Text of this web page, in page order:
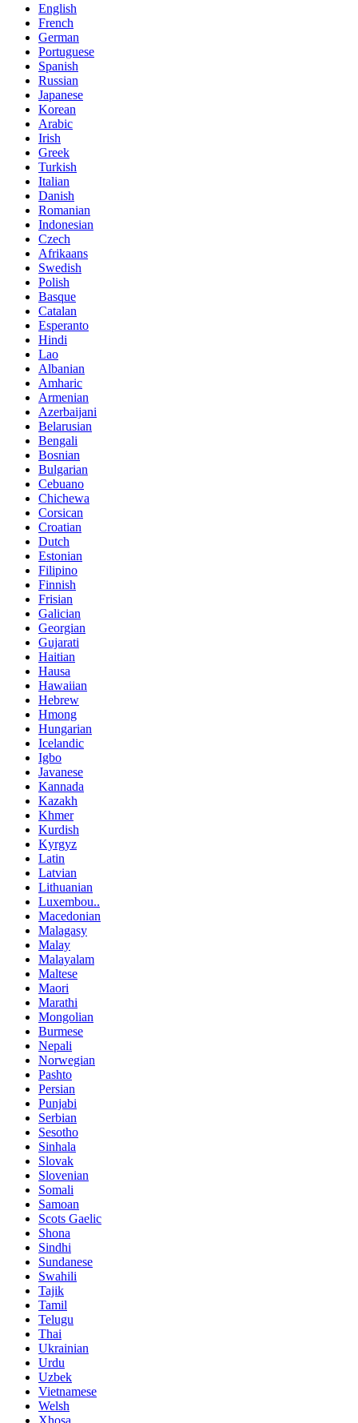
English
French
German
Portuguese
Spanish
Russian
Japanese
Korean
Arabic
Irish
Greek
Turkish
Italian
Danish
Romanian
Indonesian
Czech
Afrikaans
Swedish
Polish
Basque
Catalan
Esperanto
Hindi
Lao
Albanian
Amharic
Armenian
Azerbaijani
Belarusian
Bengali
Bosnian
Bulgarian
Cebuano
Chichewa
Corsican
Croatian
Dutch
Estonian
Filipino
Finnish
Frisian
Galician
Georgian
Gujarati
Haitian
Hausa
Hawaiian
Hebrew
Hmong
Hungarian
Icelandic
Igbo
Javanese
Kannada
Kazakh
Khmer
Kurdish
Kyrgyz
Latin
Latvian
Lithuanian
Luxembou..
Macedonian
Malagasy
Malay
Malayalam
Maltese
Maori
Marathi
Mongolian
Burmese
Nepali
Norwegian
Pashto
Persian
Punjabi
Serbian
Sesotho
Sinhala
Slovak
Slovenian
Somali
Samoan
Scots Gaelic
Shona
Sindhi
Sundanese
Swahili
Tajik
Tamil
Telugu
Thai
Ukrainian
Urdu
Uzbek
Vietnamese
Welsh
Xhosa